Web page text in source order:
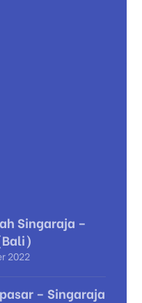
Singaraja –
2022
– Singaraja